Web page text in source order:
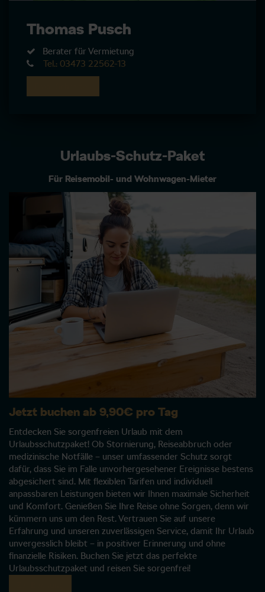
Thomas Pusch
Berater für Vermietung
Tel.: 03473 22562-13
Urlaubs-Schutz-Paket
Für Reisemobil- und Wohnwagen-Mieter
Jetzt buchen ab 9,90€ pro Tag
Entdecken Sie sorgenfreien Urlaub mit dem
Urlaubsschutzpaket! Ob Stornierung, Reiseabbruch oder
medizinische Notfälle – unser umfassender Schutz sorgt
dafür, dass Sie im Falle unvorhergesehener Ereignisse bestens
abgesichert sind. Mit flexiblen Tarifen und individuell
anpassbaren Leistungen bieten wir Ihnen maximale Sicherheit
und Komfort. Genießen Sie Ihre Reise ohne Sorgen, denn wir
kümmern uns um den Rest. Vertrauen Sie auf unsere
Erfahrung und unseren zuverlässigen Service, damit Ihr Urlaub
unvergesslich bleibt – in positiver Erinnerung und ohne
finanzielle Risiken. Buchen Sie jetzt das perfekte
Urlaubsschutzpaket und reisen Sie sorgenfrei!